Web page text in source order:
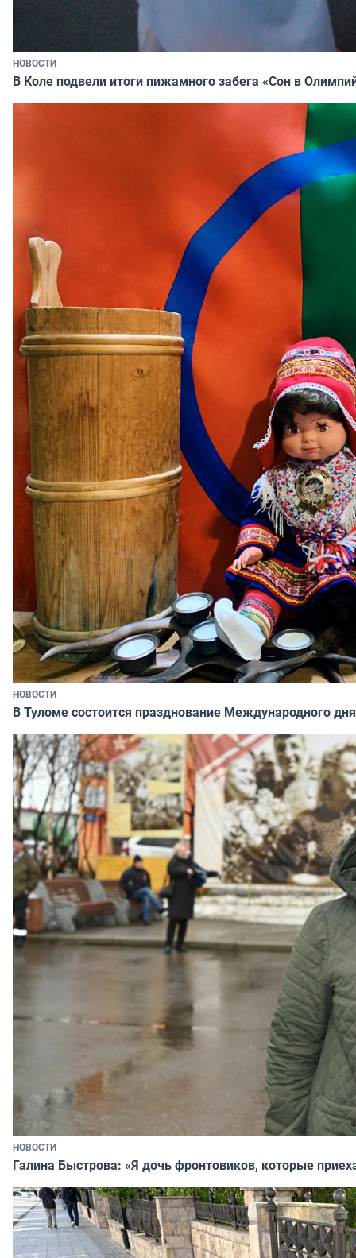
НОВОСТИ
В Коле подвели итоги пижамного забега «Сон в
НОВОСТИ
В Туломе состоится празднование Международного
НОВОСТИ
Галина Быстрова: «Я дочь фронтовиков, которые